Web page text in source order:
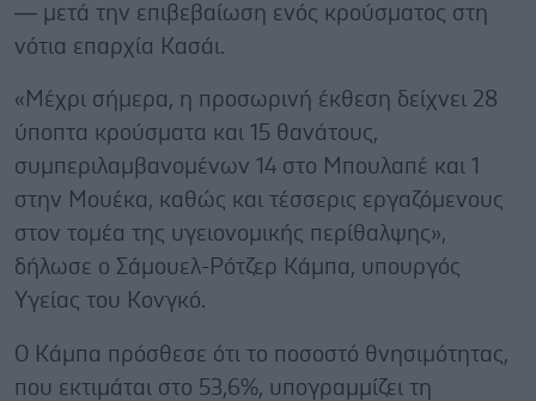
— μετά την επιβεβαίωση ενός κρούσματος στη
νότια επαρχία Κασάι.
«Μέχρι σήμερα, η προσωρινή έκθεση δείχνει 28
ύποπτα κρούσματα και 15 θανάτους,
συμπεριλαμβανομένων 14 στο Μπουλαπέ και 1
στην Μουέκα, καθώς και τέσσερις εργαζόμενους
στον τομέα της υγειονομικής περίθαλψης»,
δήλωσε ο Σάμουελ-Ρότζερ Κάμπα, υπουργός
Υγείας του Κονγκό.
Ο Κάμπα πρόσθεσε ότι το ποσοστό θνησιμότητας,
που εκτιμάται στο 53,6%, υπογραμμίζει τη